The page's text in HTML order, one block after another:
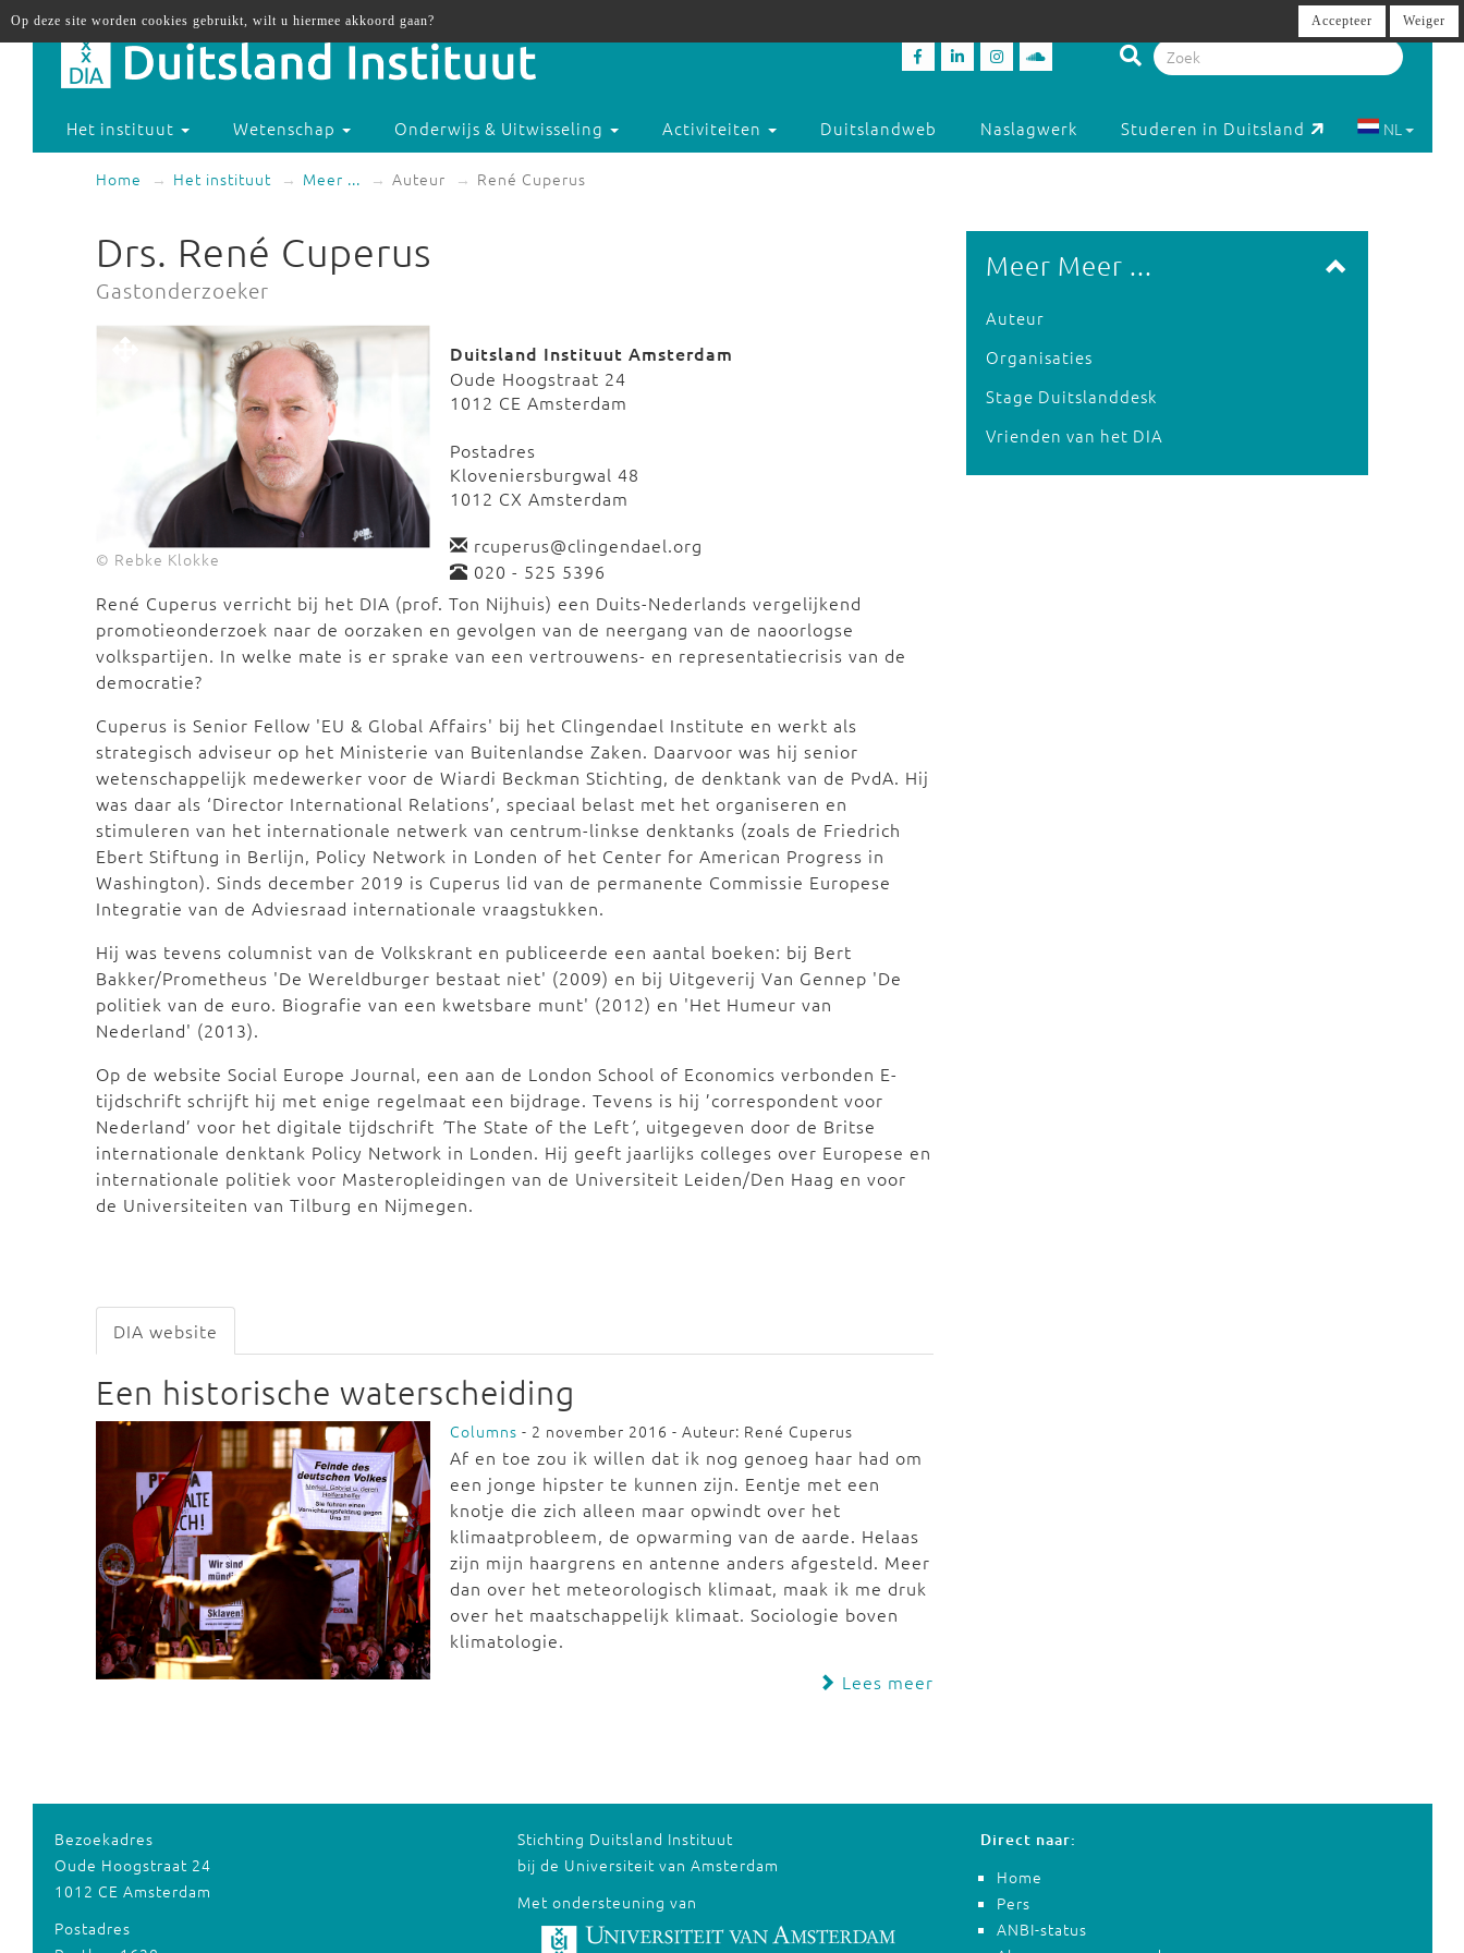
Het instituut Wetenschap Onderwijs & Uitwisseling Activiteiten Duitslandweb Naslagwerk Studeren in Duitsland NL
Home Het instituut Meer ... Auteur René Cuperus
Drs. René Cuperus
Gastonderzoeker
© Rebke Klokke
Duitsland Instituut Amsterdam
Oude Hoogstraat 24
1012 CE Amsterdam
Postadres
Kloveniersburgwal 48
1012 CX Amsterdam
rcuperus@clingendael.org
020 - 525 5396
René Cuperus verricht bij het DIA (prof. Ton Nijhuis) een Duits-Nederlands vergelijkend
promotieonderzoek naar de oorzaken en gevolgen van de neergang van de naoorlogse
volkspartijen. In welke mate is er sprake van een vertrouwens- en representatiecrisis van de
democratie?
Cuperus is Senior Fellow 'EU & Global Affairs' bij het Clingendael Institute en werkt als
strategisch adviseur op het Ministerie van Buitenlandse Zaken. Daarvoor was hij senior
wetenschappelijk medewerker voor de Wiardi Beckman Stichting, de denktank van de PvdA. Hij
was daar als ‘Director International Relations’, speciaal belast met het organiseren en
stimuleren van het internationale netwerk van centrum-linkse denktanks (zoals de Friedrich
Ebert Stiftung in Berlijn, Policy Network in Londen of het Center for American Progress in
Washington). Sinds december 2019 is Cuperus lid van de permanente Commissie Europese
Integratie van de Adviesraad internationale vraagstukken.
Hij was tevens columnist van de Volkskrant en publiceerde een aantal boeken: bij Bert
Bakker/Prometheus 'De Wereldburger bestaat niet' (2009) en bij Uitgeverij Van Gennep 'De
politiek van de euro. Biografie van een kwetsbare munt' (2012) en 'Het Humeur van
Nederland' (2013).
Op de website Social Europe Journal, een aan de London School of Economics verbonden E-
tijdschrift schrijft hij met enige regelmaat een bijdrage. Tevens is hij ’correspondent voor
Nederland’ voor het digitale tijdschrift ’The State of the Left’, uitgegeven door de Britse
internationale denktank Policy Network in Londen. Hij geeft jaarlijks colleges over Europese en
internationale politiek voor Masteropleidingen van de Universiteit Leiden/Den Haag en voor
de Universiteiten van Tilburg en Nijmegen.
DIA website
Een historische waterscheiding
Columns - 2 november 2016 - Auteur: René Cuperus
Af en toe zou ik willen dat ik nog genoeg haar had om
een jonge hipster te kunnen zijn. Eentje met een
knotje die zich alleen maar opwindt over het
klimaatprobleem, de opwarming van de aarde. Helaas
zijn mijn haargrens en antenne anders afgesteld. Meer
dan over het meteorologisch klimaat, maak ik me druk
over het maatschappelijk klimaat. Sociologie boven
klimatologie.
Lees meer
Meer Meer ...
Auteur
Organisaties
Stage Duitslanddesk
Vrienden van het DIA
Bezoekadres
Oude Hoogstraat 24
1012 CE Amsterdam
Postadres
Stichting Duitsland Instituut
bij de Universiteit van Amsterdam
Met ondersteuning van
Direct naar:
Home
Pers
ANBI-status
Op deze site worden cookies gebruikt, wilt u hiermee akkoord gaan? Accepteer Weiger